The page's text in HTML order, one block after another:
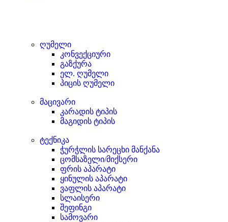
ღუმელი
კონვექციური
გაზქურა
ელ. ღუმელი
პიცის ღუმელი
მაცივარი
კარადის ტიპის
მაგიდის ტიპის
ტექნიკა
ჭურჭლის სარეცხი მანქანა
ცომსაზელი/მიქსერი
ფრის აპარატი
ყინულის აპარატი
ვაფლის აპარატი
სლაისერი
შეფინგი
სამოვარი